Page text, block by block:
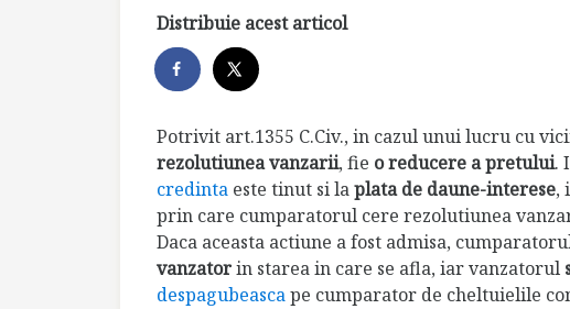
Distribuie acest articol
Potrivit art.1355 C.Civ., in cazul unui lucru cu
rezolutiunea vanzarii, fie o reducere a pretului.
credinta este tinut si laplata de daune-interese,
prin care cumparatorul cere rezolutiunea
Daca aceasta actiune a fost admisa,
vanzatorin starea in care se afla, iar vanzatorul
despagubeascape cumparator de cheltuielile